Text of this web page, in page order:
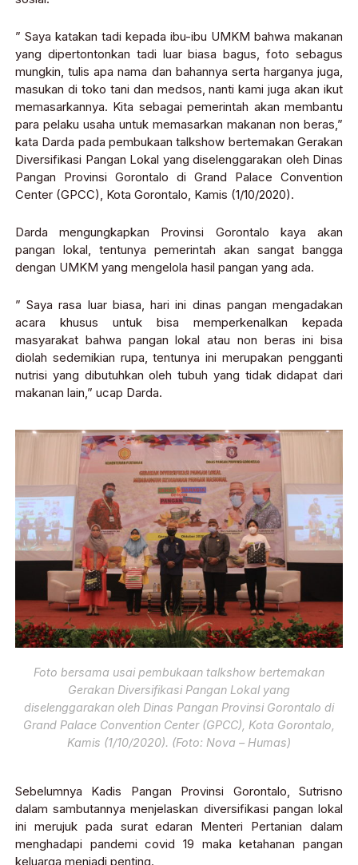
” Saya katakan tadi kepada ibu-ibu UMKM bahwa makanan
yang dipertontonkan tadi luar biasa bagus, foto sebagus
mungkin, tulis apa nama dan bahannya serta harganya juga,
masukan di toko tani dan medsos, nanti kami juga akan ikut
memasarkannya. Kita sebagai pemerintah akan membantu
para pelaku usaha untuk memasarkan makanan non beras,”
kata Darda pada pembukaan talkshow bertemakan Gerakan
Diversifikasi Pangan Lokal yang diselenggarakan oleh Dinas
Pangan Provinsi Gorontalo di Grand Palace Convention
Center (GPCC), Kota Gorontalo, Kamis (1/10/2020).
Darda mengungkapkan Provinsi Gorontalo kaya akan
pangan lokal, tentunya pemerintah akan sangat bangga
dengan UMKM yang mengelola hasil pangan yang ada.
” Saya rasa luar biasa, hari ini dinas pangan mengadakan
acara khusus untuk bisa memperkenalkan kepada
masyarakat bahwa pangan lokal atau non beras ini bisa
diolah sedemikian rupa, tentunya ini merupakan pengganti
nutrisi yang dibutuhkan oleh tubuh yang tidak didapat dari
makanan lain,” ucap Darda.
Foto bersama usai pembukaan talkshow bertemakan
Gerakan Diversifikasi Pangan Lokal yang
diselenggarakan oleh Dinas Pangan Provinsi Gorontalo di
Grand Palace Convention Center (GPCC), Kota Gorontalo,
Kamis (1/10/2020). (Foto: Nova – Humas)
Sebelumnya Kadis Pangan Provinsi Gorontalo, Sutrisno
dalam sambutannya menjelaskan diversifikasi pangan lokal
ini merujuk pada surat edaran Menteri Pertanian dalam
menghadapi pandemi covid 19 maka ketahanan pangan
keluarga menjadi penting.